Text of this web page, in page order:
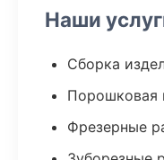
Наши
Сборка
Порошковая
Фрезерные